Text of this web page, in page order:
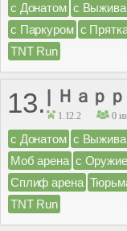
с Донатом с
с Паркуром с
TNT Run
13. | Ｈａｐ
1.12.2 0
с Донатом с
Моб арена с
Сплиф арена
TNT Run